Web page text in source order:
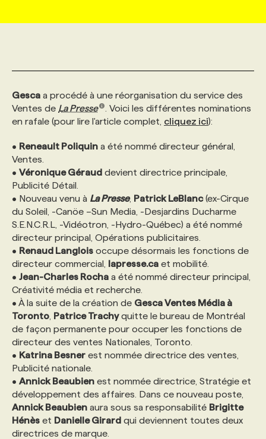
AFFAIRES DE L'INDUSTRIE
INITIATIVES NUMÉRIQUES
PRIX ET DISTINCTIONS
TENDANCES
WEB & MÉDIAS SOCIAUX
MARKETING DURABLE
GEO/SEO
ÉVÉNEMENTIEL
NOS AUTEUR‧RICES
INFOLETTRE PUBLICITÉ
ANNONCEZ AVEC NOUS
CONSULTER LA CVTHÈQUE
PROFIL ENTREPRISE
FAQ
ANNONCEZ AVEC NOUS
VOIR LES OFFRES
PROFIL CANDIDAT
FAQ
ANNONCEZ AVEC NOUS
NOS FORMATIONS EN LIGNE
NOS PARCOURS DE FORMATIONS
FORMATIONS PERSONNALISÉES
NOS FORMATEUR‧RICES
POURQUOI CHOISIR NOS FORMATIONS
NOS TARIFS
PROGRAMMES DE SUBVENTIONS
FAQ
ANNONCEZ AVEC NOUS
CHASSE DE TÊTE
SERVICE DE CHASSE DE TÊTE
NOS TARIFS
NOS EXPERTISES
FAQ
ANNONCEZ AVEC NOUS
Gesca a procédé à une réorganisation du service des
Ventes de La Presse
. Voici les différentes nominations
en rafale (pour lire l'article complet, cliquez ici):
• Reneault Poliquin a été nommé directeur général,
Ventes.
• Véronique Géraud devient directrice principale,
Publicité Détail.
• Nouveau venu à La Presse, Patrick LeBlanc(ex-Cirque
du Soleil, -Canöe –Sun Media, -Desjardins Ducharme
S.E.N.C.R.L, -Vidéotron, -Hydro-Québec) a été nommé
directeur principal, Opérations publicitaires.
• Renaud Langlois occupe désormais les fonctions de
directeur commercial, lapresse.ca et mobilité.
• Jean-Charles Rocha a été nommé directeur principal,
Créativité média et recherche.
• À la suite de la création de Gesca Ventes Média à
Toronto Patrice Trachyquitte le bureau de Montréal
de façon permanente pour occuper les fonctions de
directeur des ventes Nationales, Toronto.
• Katrina Besner est nommée directrice des ventes,
Publicité nationale.
• Annick Beaubien est nommée directrice, Stratégie et
développement des affaires. Dans ce nouveau poste,
Annick Beaubien aura sous sa responsabilité Brigitte
Hénès et Danielle Girard qui deviennent toutes deux
directrices de marque.